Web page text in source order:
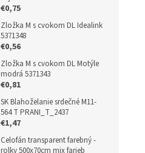
€0,75
Zložka M s cvokom DL Idealink
5371348
€0,56
Zložka M s cvokom DL Motýle
modrá 5371343
€0,81
SK Blahoželanie srdečné M11-
564 T PRANI_T_2437
€1,47
Celofán transparent farebný -
rolky 500x70cm mix farieb